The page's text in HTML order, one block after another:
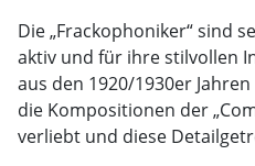
Die „Frackophoniker“ sind
aktiv und für ihre stilvollen
aus den 1920/1930er
die Kompositionen der
verliebt und diese